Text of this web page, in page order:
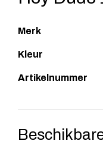
Merk
Kleur
Artikelnummer